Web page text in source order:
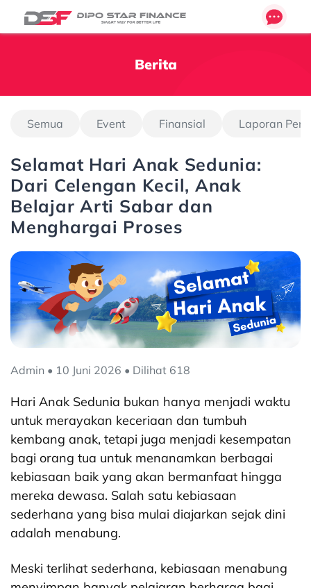
Berita
Semua Event Finansial Laporan
Selamat Hari Anak Sedunia:
Dari Celengan Kecil, Anak
Belajar Arti Sabar dan
Menghargai Proses
Admin • 10 Juni 2026 • Dilihat 618
Hari Anak Sedunia bukan hanya menjadi waktu
untuk merayakan keceriaan dan tumbuh
kembang anak, tetapi juga menjadi kesempatan
bagi orang tua untuk menanamkan berbagai
kebiasaan baik yang akan bermanfaat hingga
mereka dewasa. Salah satu kebiasaan
sederhana yang bisa mulai diajarkan sejak dini
adalah menabung.
Meski terlihat sederhana, kebiasaan menabung